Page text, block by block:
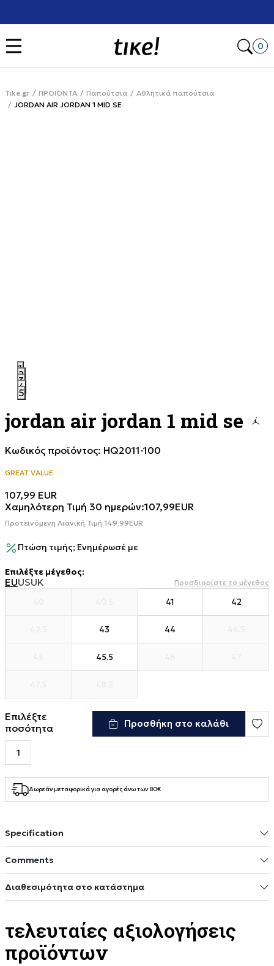
0
Tike.gr ΠΡΟΙΟΝΤΑ Παπούτσια
Αθλητικά παπούτσια
JORDAN AIR JORDAN 1 MID SE
1
2
3
4
5
jordan air jordan 1 mid se
Κωδικός προϊόντος: HQ2011-100
GREAT VALUE
107,99 EUR
Χαμηλότερη Τιμή 30 ημερών:107,99EUR
Προτεινόμενη Λιανική Τιμή:149,99EUR
Πτώση τιμής; Ενημέρωσέ με
Επιλέξτε μέγεθος:
EUUSUK Προσδιορίστε το μέγεθος
41 42
43 44
45.5
Επιλέξτε
ποσότητα
Προσθήκη στο καλάθι
Δωρεάν μεταφορικά για αγορές άνω των 80€
Specification
Comments
Διαθεσιμότητα στο κατάστημα
τελευταίες αξιολογήσεις
προϊόντων